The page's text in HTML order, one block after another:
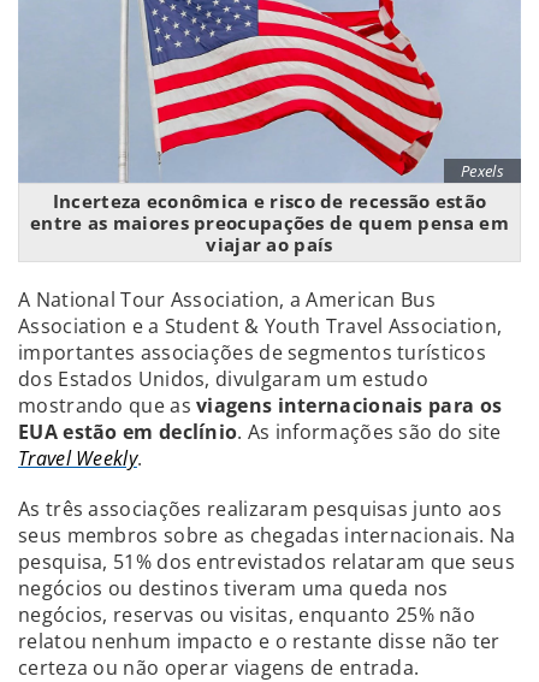
Pexels
Incerteza econômica e risco de recessão estão
entre as maiores preocupações de quem pensa em
viajar ao país
A National Tour Association, a American Bus
Association e a Student & Youth Travel Association,
importantes associações de segmentos turísticos
dos Estados Unidos, divulgaram um estudo
mostrando que asviagens internacionais para os
EUA estão em declínio. As informações são do site
Travel Weekly.
As três associações realizaram pesquisas junto aos
seus membros sobre as chegadas internacionais. Na
pesquisa, 51% dos entrevistados relataram que seus
negócios ou destinos tiveram uma queda nos
negócios, reservas ou visitas, enquanto 25% não
relatou nenhum impacto e o restante disse não ter
certeza ou não operar viagens de entrada.